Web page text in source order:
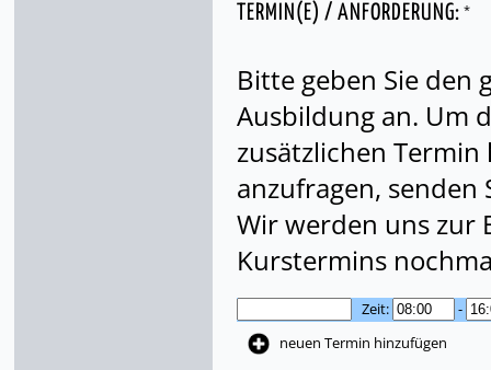
TERMIN(E) / ANFORDERUNG: *
Bitte geben Sie den
Ausbildung an. Um
zusätzlichen
anzufragen, senden
Wir werden uns zur
Kurstermins
Zeit:
-
neuen Termin hinzufügen